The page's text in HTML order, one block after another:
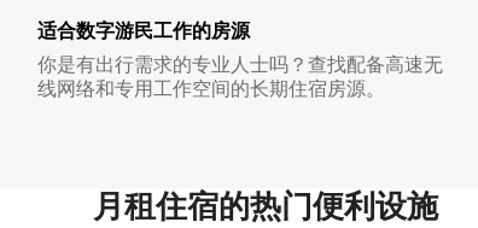
适合数字游民工作的房源
你是有出行需求的专业人士吗？查找配备高速无
线网络和专用工作空间的长期住宿房源。
月租住宿的热门便利设施